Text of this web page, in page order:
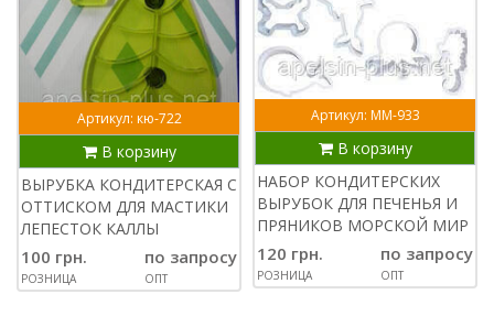
Артикул: кю-722
В корзину
ВЫРУБКА КОНДИТЕРСКАЯ С
ОТТИСКОМ ДЛЯ МАСТИКИ
ЛЕПЕСТОК КАЛЛЫ
100 грн.
РОЗНИЦА
по запросу
ОПТ
Артикул: ММ-933
В корзину
НАБОР КОНДИТЕРСКИХ
ВЫРУБОК ДЛЯ ПЕЧЕНЬЯ И
ПРЯНИКОВ МОРСКОЙ МИР
120 грн.
РОЗНИЦА
по запросу
ОПТ